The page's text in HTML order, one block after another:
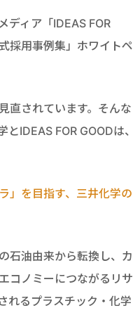
ディア「IDEAS FOR
採用事例集」ホワイトペ
直されています。そんな
IDEAS FOR GOODは、
」を目指す、三井化学の
石油由来から転換し、カ
コノミーにつながるリサ
れるプラスチック・化学